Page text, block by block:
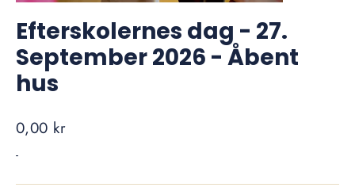
Efterskolernes dag - 27.
September 2026 - Åbent
hus
Normal
0,00 kr
-